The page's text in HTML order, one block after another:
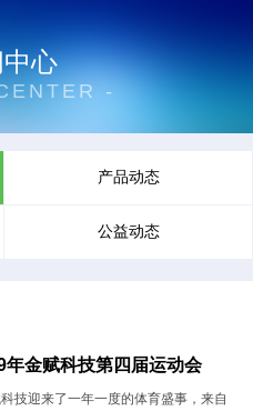
心
-
产品动态
公益动态
金赋科技第四届运动会
技迎来了一年一度的体育盛事，来自